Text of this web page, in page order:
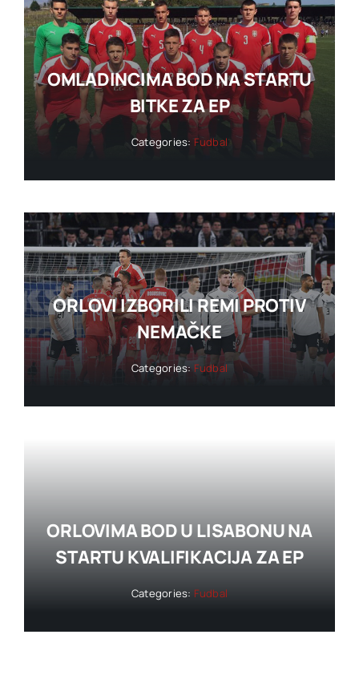
OMLADINCIMA BOD NA STARTU
BITKE ZA EP
Categories: Fudbal
ORLOVI IZBORILI REMI PROTIV
NEMAČKE
Categories: Fudbal
ORLOVIMA BOD U LISABONU NA
STARTU KVALIFIKACIJA ZA EP
Categories: Fudbal